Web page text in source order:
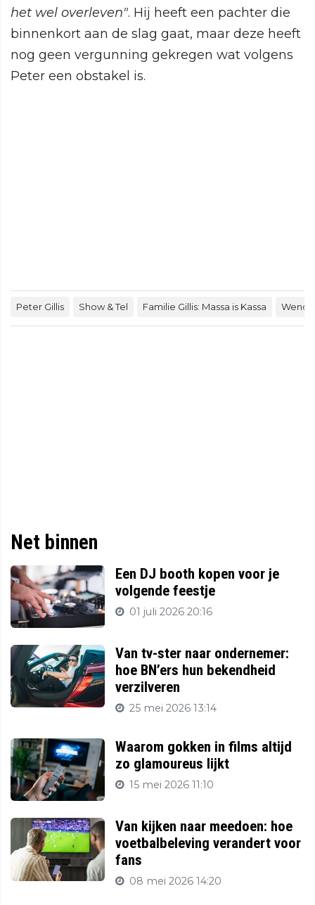
het wel overleven". Hij heeft een pachter die
binnenkort aan de slag gaat, maar deze heeft
nog geen vergunning gekregen wat volgens
Peter een obstakel is.
Peter Gillis Show & Tel Familie Gillis: Massa is Kassa
Net binnen
Een DJ booth kopen voor je
volgende feestje
01 juli 2026 20:16
Van tv-ster naar ondernemer:
hoe BN’ers hun bekendheid
verzilveren
25 mei 2026 13:14
Waarom gokken in films altijd
zo glamoureus lijkt
15 mei 2026 11:10
Van kijken naar meedoen: hoe
voetbalbeleving verandert voor
fans
08 mei 2026 14:20